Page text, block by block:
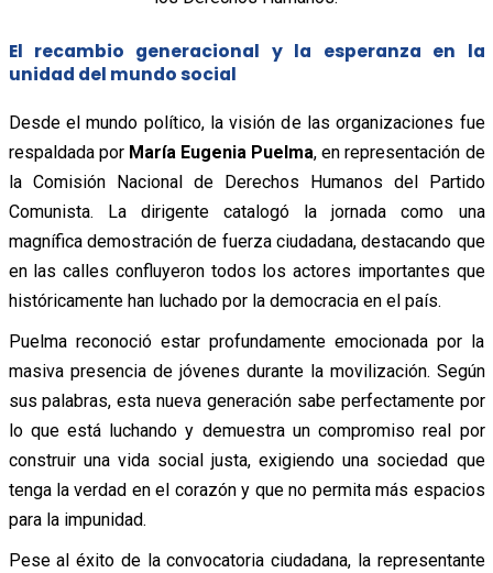
El recambio generacional y la esperanza en la
unidad del mundo social
Desde el mundo político, la visión de las organizaciones fue
respaldada por María Eugenia Puelma, en representación de
la Comisión Nacional de Derechos Humanos del Partido
Comunista. La dirigente catalogó la jornada como una
magnífica demostración de fuerza ciudadana, destacando que
en las calles confluyeron todos los actores importantes que
históricamente han luchado por la democracia en el país.
Puelma reconoció estar profundamente emocionada por la
masiva presencia de jóvenes durante la movilización. Según
sus palabras, esta nueva generación sabe perfectamente por
lo que está luchando y demuestra un compromiso real por
construir una vida social justa, exigiendo una sociedad que
tenga la verdad en el corazón y que no permita más espacios
para la impunidad.
Pese al éxito de la convocatoria ciudadana, la representante